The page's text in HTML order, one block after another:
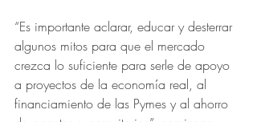
“Es importante aclarar, educar y desterrar
algunos mitos para que el mercado
crezca lo suficiente para serle de apoyo
a proyectos de la economía real, al
financiamiento de las Pymes y al ahorro